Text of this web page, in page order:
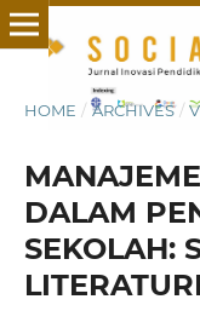
HOME / ARCHIVES /
DALAM
SEKOLAH: